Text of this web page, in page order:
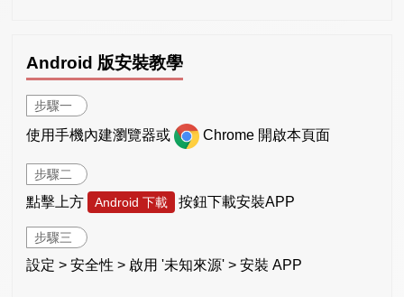
Android 版安裝教學
步驟一
使用手機內建瀏覽器或 Chrome 開啟本頁面
步驟二
點擊上方 Android 下載 按鈕下載安裝APP
步驟三
設定 > 安全性 > 啟用 '未知來源' > 安裝 APP